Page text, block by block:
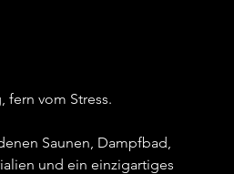
fern vom Stress.
Saunen, Dampfbad,
und ein einzigartiges